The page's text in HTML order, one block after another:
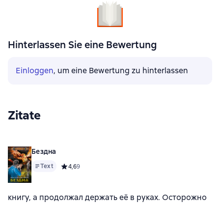
Hinterlassen Sie eine Bewertung
Einloggen, um eine Bewertung zu hinterlassen
Zitate
Бездна
Text Средний рейтинг 4,6 на основе 9 оценок
4,69
книгу, а продолжал держать её в руках. Осторожно